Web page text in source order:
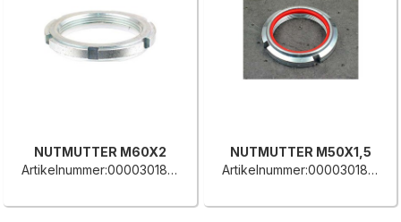
NUTMUTTER M60X2
Artikelnummer:0000301859G
NUTMUTTER M50X1,5
Artikelnummer:0000301855H